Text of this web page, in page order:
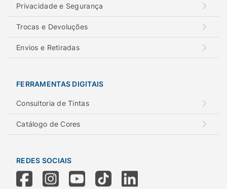
Privacidade e Segurança
Trocas e Devoluções
Envios e Retiradas
FERRAMENTAS DIGITAIS
Consultoria de Tintas
Catálogo de Cores
REDES SOCIAIS